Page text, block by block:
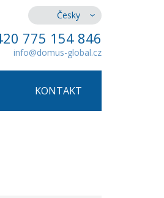
Česky
775 154 846
info@domus-global.cz
KONTAKT